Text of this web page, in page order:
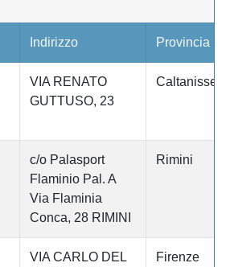
Indirizzo Provincia
VIA RENATO
GUTTUSO, 23
Caltanissetta
c/o Palasport
Flaminio Pal. A
Via Flaminia
Conca, 28 RIMINI
Rimini
VIA CARLO DEL
Firenze